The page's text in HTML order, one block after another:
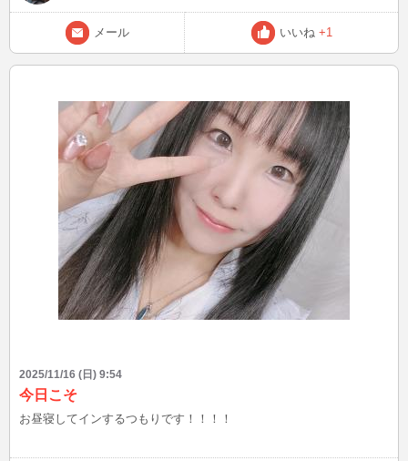
メール いいね +1
2025/11/16 (日) 9:54
今日こそ
お昼寝してインするつもりです！！！！